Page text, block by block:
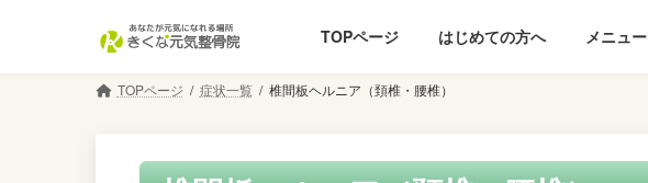
TOPページ はじめての方へ メニュー
TOPページ 症状一覧 椎間板ヘルニア（頚椎・腰椎）